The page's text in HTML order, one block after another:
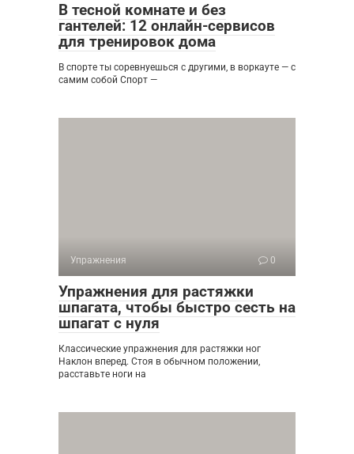
В тесной комнате и без
гантелей: 12 онлайн-сервисов
для тренировок дома
В спорте ты соревнуешься с другими, в воркауте — с
самим собой Спорт —
Упражнения 0
Упражнения для растяжки
шпагата, чтобы быстро сесть на
шпагат с нуля
Классические упражнения для растяжки ног
Наклон вперед. Стоя в обычном положении,
расставьте ноги на